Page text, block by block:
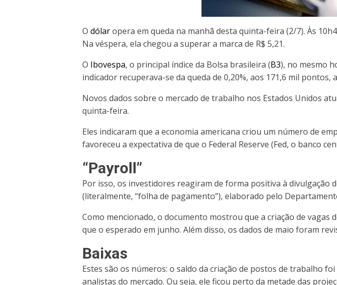
O dólaropera em queda na manhã desta quinta-feira (2/7). Às
Na véspera, ela chegou a superar a marca de R$ 5,21.
O Ibovespa, o principal índice da Bolsa brasileira (B3), no mesmo
indicador recuperava-se da queda de 0,20%, aos 171,6 mil pontos,
Novos dados sobre o mercado de trabalho nos Estados Unidos
quinta-feira.
Eles indicaram que a economia americana criou um número de
favoreceu a expectativa de que o Federal Reserve (Fed, o banco
“Payroll”
Por isso, os investidores reagiram de forma positiva à
(literalmente, “folha de pagamento”), elaborado pelo
Como mencionado, o documento mostrou que a criação de
que o esperado em junho. Além disso, os dados de maio foram
Baixas
Estes são os números: o saldo da criação de postos de trabalho
analistas do mercado. Ou seja, ele ficou perto da metade das